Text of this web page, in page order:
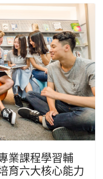
業課程學習輔
育六大核心能力